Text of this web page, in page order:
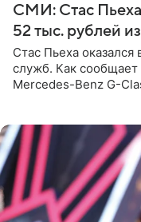
СМИ: Стас
52 тыс. рублей
Стас Пьеха
служб. Как сообщает
Mercedes-Benz G-